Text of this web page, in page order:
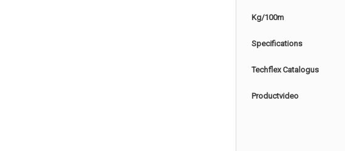
Kg/100m
Specifications
Techflex Catalogus
Productvideo